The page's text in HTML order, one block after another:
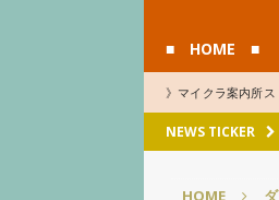
■ HOME ■
》マイクラ案内所
NEWS TICKER
HOME